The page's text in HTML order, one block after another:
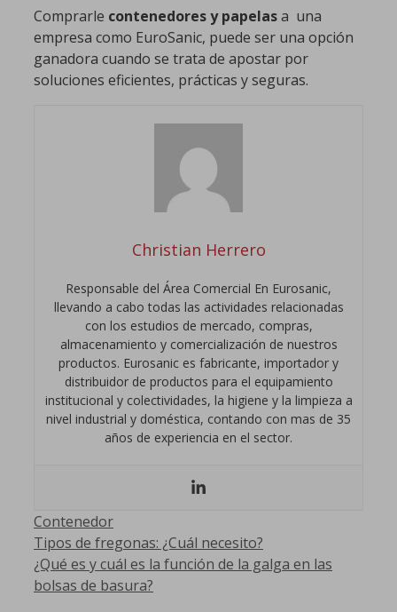
Comprarle contenedores y papelasa una
empresa como EuroSanic, puede ser una opción
ganadora cuando se trata de apostar por
soluciones eficientes, prácticas y seguras.
Christian Herrero
Responsable del Área Comercial En Eurosanic,
llevando a cabo todas las actividades relacionadas
con los estudios de mercado, compras,
almacenamiento y comercialización de nuestros
productos. Eurosanic es fabricante, importador y
distribuidor de productos para el equipamiento
institucional y colectividades, la higiene y la limpieza a
nivel industrial y doméstica, contando con mas de 35
años de experiencia en el sector.
Categorías
Contenedor
Tipos de fregonas: ¿Cuál necesito?
¿Qué es y cuál es la función de la galga en las
bolsas de basura?